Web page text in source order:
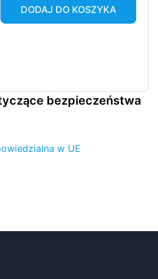
DODAJ DO KOSZYKA
bezpieczeństwa
w UE